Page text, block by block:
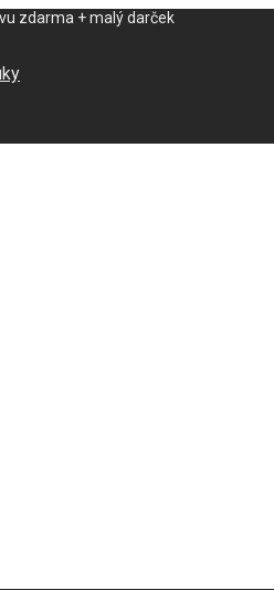
zdarma + malý darček